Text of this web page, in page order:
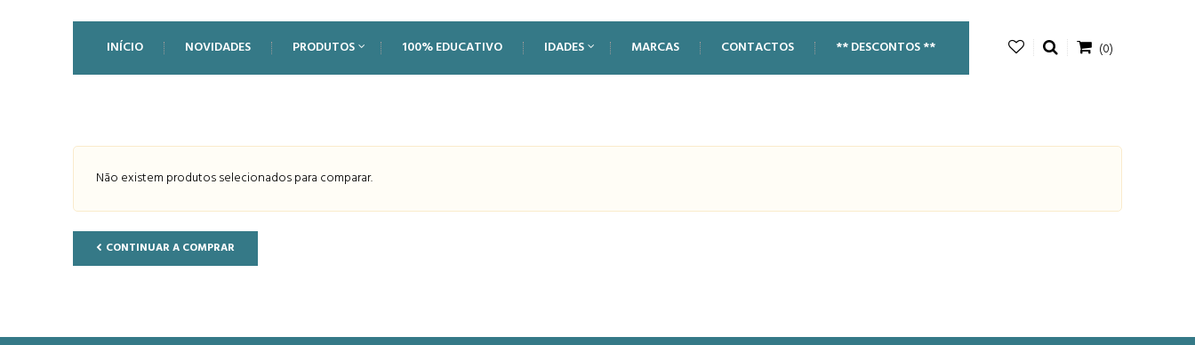
INÍCIO NOVIDADES PRODUTOS 100% EDUCATIVO IDADES MARCAS CONTACTOS ** DESCONTOS ** (0)
Não existem produtos selecionados para comparar.
CONTINUAR A COMPRAR